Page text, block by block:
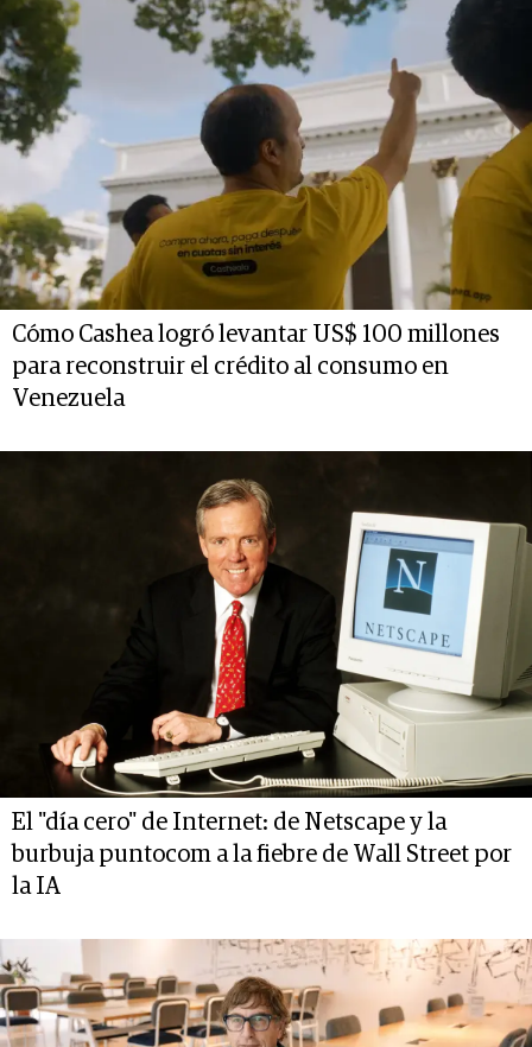
Cómo Cashea logró levantar US$ 100 millones
para reconstruir el crédito al consumo en
Venezuela
El "día cero" de Internet: de Netscape y la
burbuja puntocom a la fiebre de Wall Street por
la IA